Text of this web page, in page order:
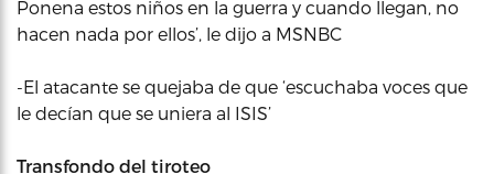
Ponena estos niños en la guerra y cuando llegan, no
hacen nada por ellos’, le dijo a MSNBC
-El atacante se quejaba de que ‘escuchaba voces que
le decían que se uniera al ISIS’
Transfondo del tiroteo